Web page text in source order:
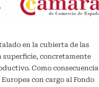
en la cubierta de las
superficie, concretamente
Como consecuencia
con cargo al Fondo